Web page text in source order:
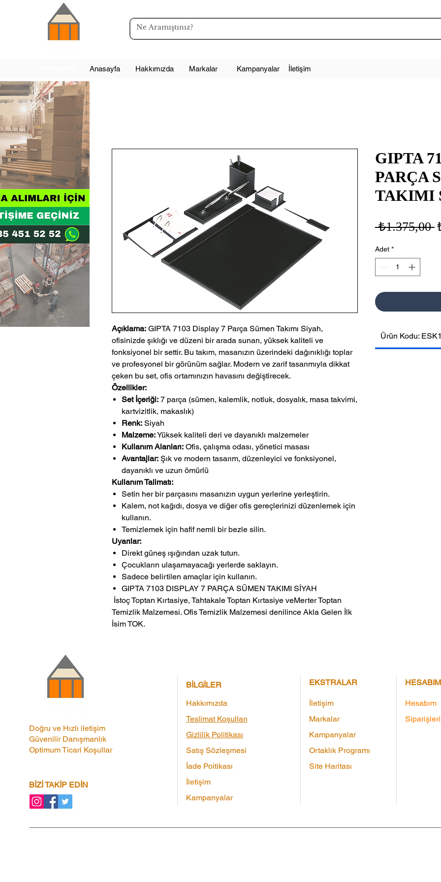
Anasayfa Hakkımızda Markalar Kampanyalar İletişim
Açıklama: GIPTA 7103 Display 7 Parça Sümen Takımı Siyah,
ofisinizde şıklığı ve düzeni bir arada sunan, yüksek kaliteli ve
fonksiyonel bir settir. Bu takım, masanızın üzerindeki dağınıklığı toplar
ve profesyonel bir görünüm sağlar. Modern ve zarif tasarımıyla dikkat
çeken bu set, ofis ortamınızın havasını değiştirecek.
Özellikler:
Set İçeriği: 7 parça (sümen, kalemlik, notluk, dosyalık, masa takvimi,
kartvizitlik, makaslık)
Renk: Siyah
Malzeme:Yüksek kaliteli deri ve dayanıklı malzemeler
Kullanım Alanları: Ofis, çalışma odası, yönetici masası
Avantajlar: Şık ve modern tasarım, düzenleyici ve fonksiyonel,
dayanıklı ve uzun ömürlü
Kullanım Talimatı:
Setin her bir parçasını masanızın uygun yerlerine yerleştirin.
Kalem, not kağıdı, dosya ve diğer ofis gereçlerinizi düzenlemek için
kullanın.
Temizlemek için hafif nemli bir bezle silin.
Uyarılar:
Direkt güneş ışığından uzak tutun.
Çocukların ulaşamayacağı yerlerde saklayın.
Sadece belirtilen amaçlar için kullanın.
GIPTA 7103 DISPLAY 7 PARÇA SÜMEN TAKIMI SİYAH
Temizlik Malzemesi. Ofis Temizlik Malzemesi denilince Akla Gelen İlk
İsim TOK.
GIPTA
PARÇA
TAKIMI
₺1.375,00
Adet *
Ürün Kodu:
Doğru ve Hızlı iletişim
Güvenilir Danışmanlık
Optimum Ticari Koşullar
BİZİ TAKİP EDİN
BİLGİLER
Hakkımızda
Teslimat Koşulları
Gizlilik Politikası
Satış Sözleşmesi
İade Poitikası
İletişim
Kampanyalar
EKSTRALAR
İletişim
Markalar
Kampanyalar
Ortaklık Programı
Site Haritası
HESABIM
Hesabım